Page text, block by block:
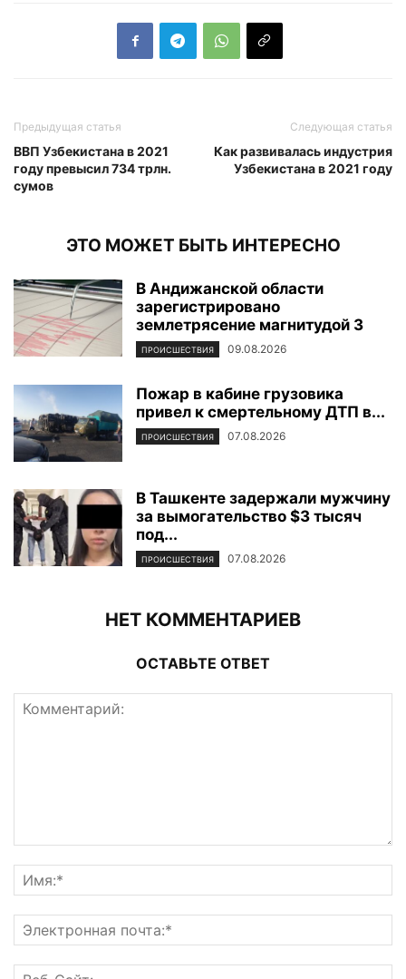
Предыдущая статья
ВВП Узбекистана в 2021
году превысил 734 трлн.
сумов
Следующая статья
Как развивалась индустрия
Узбекистана в 2021 году
ЭТО МОЖЕТ БЫТЬ ИНТЕРЕСНО
В Андижанской области
зарегистрировано
землетрясение магнитудой 3
ПРОИСШЕСТВИЯ 09.08.2026
Пожар в кабине грузовика
привел к смертельному ДТП в...
ПРОИСШЕСТВИЯ 07.08.2026
В Ташкенте задержали мужчину
за вымогательство $3 тысяч
под...
ПРОИСШЕСТВИЯ 07.08.2026
НЕТ КОММЕНТАРИЕВ
ОСТАВЬТЕ ОТВЕТ